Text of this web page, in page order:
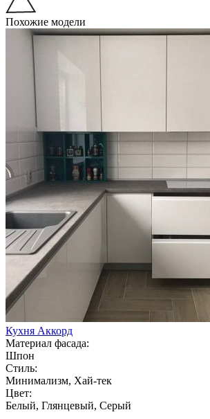
Похожие модели
Кухня Аккорд
Материал фасада:
Шпон
Стиль:
Минимализм, Хай-тек
Цвет:
Белый, Глянцевый, Серый